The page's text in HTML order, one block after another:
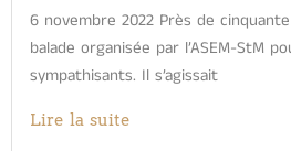
6 novembre 2022 Près de
balade organisée par l’ASEM-StM
sympathisants. Il s’agissait
Lire la suite